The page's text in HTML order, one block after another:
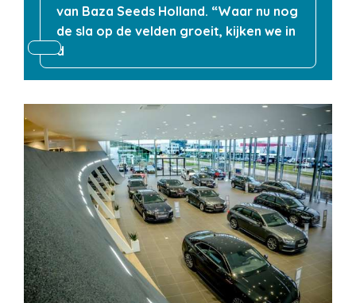
van Baza Seeds Holland. “Waar nu nog
de sla op de velden groeit, kijken we in
d